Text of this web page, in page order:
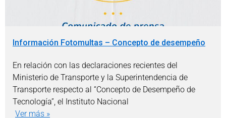
Información Fotomultas – Concepto de desempeño
En relación con las declaraciones recientes del
Ministerio de Transporte y la Superintendencia de
Transporte respecto al “Concepto de Desempeño de
Tecnología”, el Instituto Nacional
Ver más »